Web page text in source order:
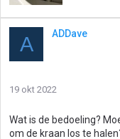
A ADDave
19 okt 2022
Wat is de bedoeling?
om de kraan los te